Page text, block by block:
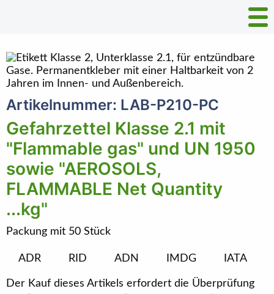
Artikelnummer: LAB-P210-PC
Gefahrzettel Klasse 2.1 mit
"Flammable gas" und UN 1950
sowie "AEROSOLS,
FLAMMABLE Net Quantity
...kg"
Packung mit 50 Stück
ADR RID ADN IMDG IATA
Der Kauf dieses Artikels erfordert die Überprüfung